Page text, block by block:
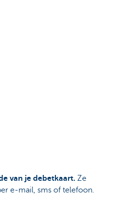
van je debetkaart. Ze
e-mail, sms of telefoon.